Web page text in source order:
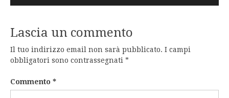
Lascia un commento
Il tuo indirizzo email non sarà pubblicato. I campi
obbligatori sono contrassegnati *
Commento *